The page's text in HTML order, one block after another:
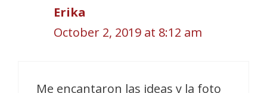
Erika
October 2, 2019 at 8:12 am
Me encantaron las ideas y la foto